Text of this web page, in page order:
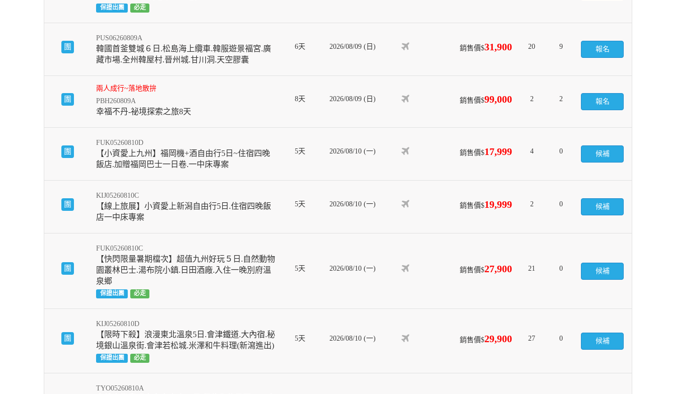
保證出團 必走
團
PUS06260809A
韓國首釜雙城６日.松島海上纜車.韓服遊景褔宮.廣
藏市場.全州韓屋村.晉州城.甘川洞.天空膠囊
6天 2026/08/09 (日) 銷售價$31,900 20 9 報名
團
兩人成行~落地散拚
PBH260809A
幸福不丹-祕境探索之旅8天
8天 2026/08/09 (日) 銷售價$99,000 2 2 報名
團
FUK05260810D
【小資愛上九州】福岡機+酒自由行5日~住宿四晚
飯店.加贈福岡巴士一日卷.一中床專案
5天 2026/08/10 (一) 銷售價$17,999 4 0 候補
團
KIJ05260810C
【線上旅展】小資愛上新潟自由行5日.住宿四晚飯
店一中床專案
5天 2026/08/10 (一) 銷售價$19,999 2 0 候補
團
FUK05260810C
【快閃限量暑期檔次】超值九州好玩５日.自然動物
園叢林巴士.湯布院小鎮.日田酒廠.入住一晚別府溫
泉鄉
保證出團 必走
5天 2026/08/10 (一) 銷售價$27,900 21 0 候補
團
KIJ05260810D
【限時下殺】浪漫東北溫泉5日.會津鐵道.大內宿.秘
境銀山溫泉街.會津若松城.米澤和牛料理(新瀉進出)
保證出團 必走
5天 2026/08/10 (一) 銷售價$29,900 27 0 候補
TYO05260810A